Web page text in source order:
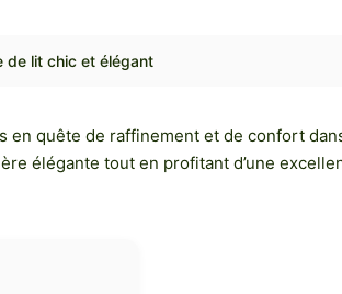
de lit chic et élégant
en quête de raffinement et de confort
élégante tout en profitant d’une